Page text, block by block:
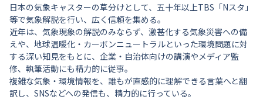
日本の気象キャスターの草分けとして、五十年以上TBS「Nスタ」
等で気象解説を行い、広く信頼を集める。
近年は、気象現象の解説のみならず、激甚化する気象災害への備
えや、地球温暖化・カーボンニュートラルといった環境問題に対
する深い知見をもとに、企業・自治体向けの講演やメディア監
修、執筆活動にも精力的に従事。
複雑な気象・環境情報を、誰もが直感的に理解できる言葉へと翻
訳し、SNSなどへの発信も、精力的に行っている。